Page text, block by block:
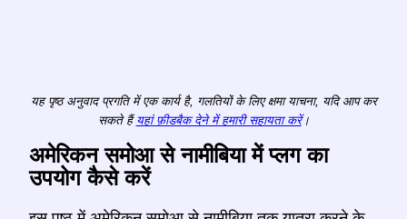
यह पृष्ठ अनुवाद प्रगति में एक कार्य है, गलतियों के लिए क्षमा याचना, यदि आप कर
सकते हैं यहां फ़ीडबैक देने में हमारी सहायता करें।
अमेरिकन समोआ से नामीबिया में प्लग का
उपयोग कैसे करें